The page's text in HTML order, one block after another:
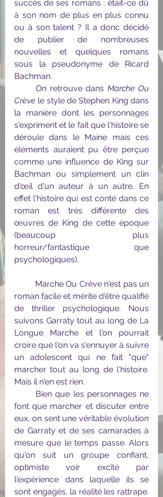
succès de ses romans : était-ce dû
à son nom de plus en plus connu
ou à son talent ? Il a donc décidé
de publier de nombreuses
nouvelles et quelques romans
sous la pseudonyme de Ricard
Bachman.
	On retrouve dans
Marche Ou
Crève le style de Stephen King dans
la manière dont les personnages
s'expriment et le fait que l'histoire se
déroule dans le Maine mais ces
éléments auraient pu être perçue
comme une influence de King sur
Bachman ou simplement un clin
d'œil d'un auteur à un autre. En
effet l'histoire qui est conté dans ce
roman est très différente des
œuvres de King de cette époque
(beaucoup plus
horreur/fantastique que
psychologiques).
roman facile et mérite d'être qualifié
de thriller psychologique. Nous
suivons Garraty tout au long de La
Longue Marche et l'on pourrait
croire que l'on va s'ennuyer à suivre
un adolescent qui ne fait "que"
marcher tout au long de l'histoire.
Mais il n'en est rien.
font que marcher et discuter entre
eux, on sent une véritable évolution
de Garraty et de ses camarades à
mesure que le temps passe. Alors
qu'on suit un groupe confiant,
optimiste voir excité par
l'expérience dans laquelle ils se
sont engagés, la réalité les rattrape.